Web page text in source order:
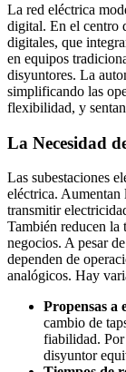
La red eléctrica
digital. En el centro
digitales, que
en equipos
disyuntores. La
simplificando las
flexibilidad, y
La Necesidad
Las subestaciones
eléctrica. Aumentan
transmitir
También reducen la
negocios. A pesar
dependen de
analógicos. Hay
Propensas a
cambio de
fiabilidad. Por
disyuntor